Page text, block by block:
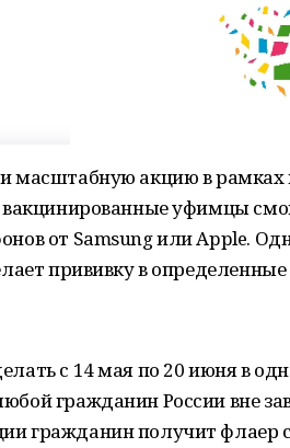
масштабную акцию в
вакцинированные уфимцы
от Samsung или Apple.
прививку в определенные
с 14 мая по 20 июня в
гражданин России вне
гражданин получит флаер